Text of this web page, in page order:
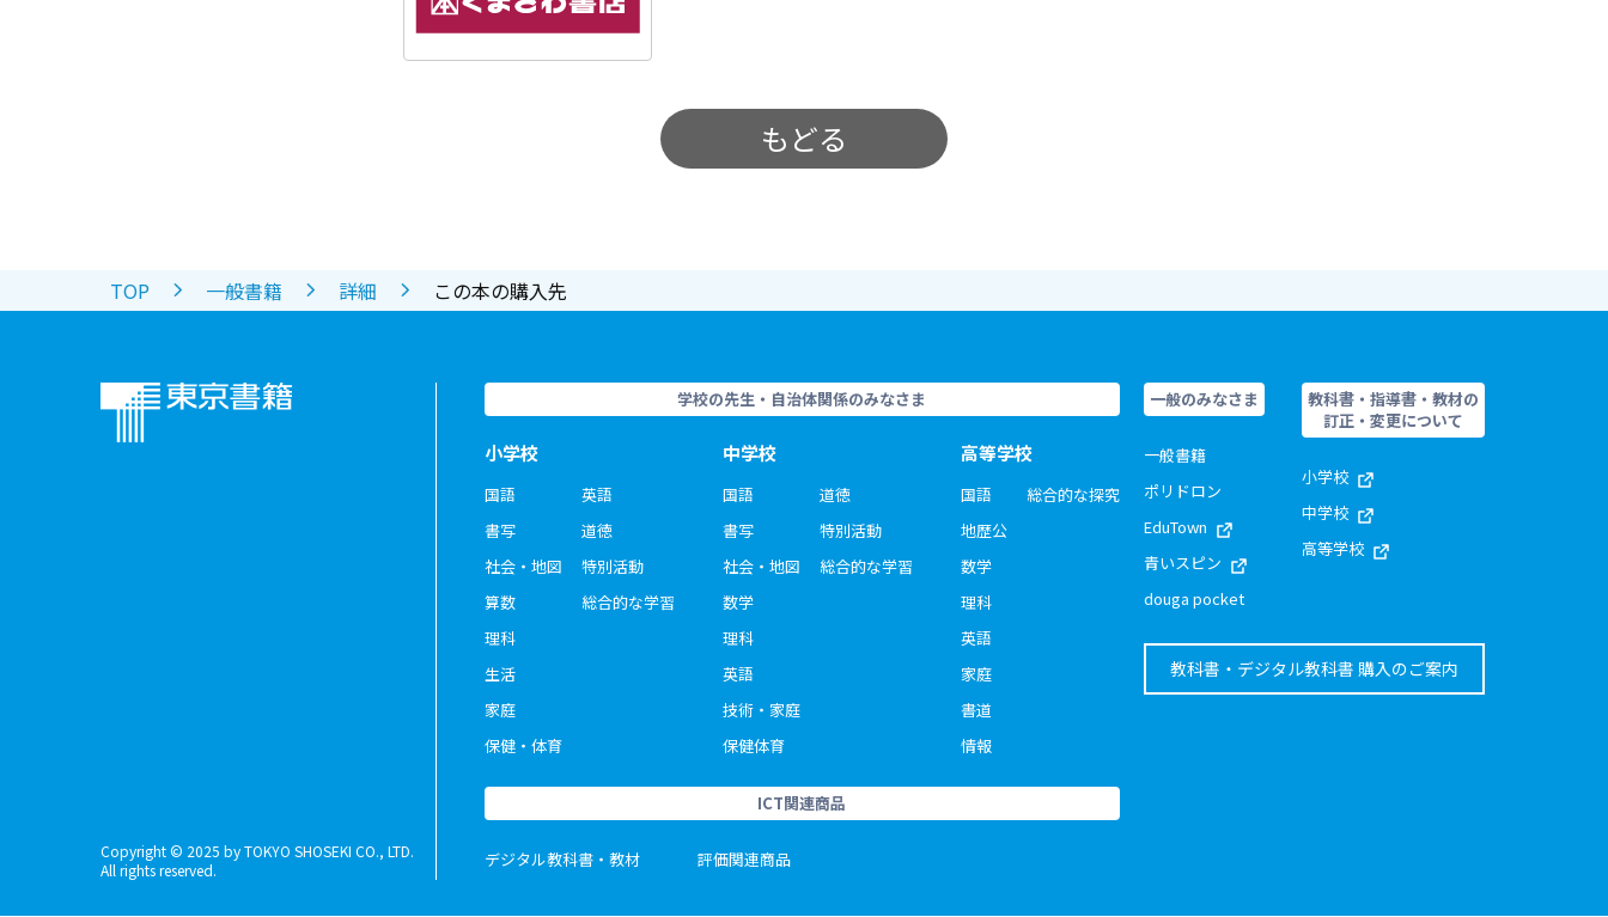
もどる
TOP 一般書籍 詳細 この本の購入先
Copyright © 2025 by TOKYO SHOSEKI CO., LTD.
All rights reserved.
学校の先生・自治体関係のみなさま
小学校
国語
書写
社会・地図
算数
理科
生活
家庭
保健・体育
英語
道徳
特別活動
総合的な学習
中学校
国語
書写
社会・地図
数学
理科
英語
技術・家庭
保健体育
道徳
特別活動
総合的な学習
高等学校
国語
地歴公
数学
理科
英語
家庭
書道
情報
総合的な探究
ICT関連商品
デジタル教科書・教材 評価関連商品
一般のみなさま
一般書籍
ポリドロン
EduTown
青いスピン
douga pocket
教科書・指導書・教材の
訂正・変更について
小学校
中学校
高等学校
教科書・デジタル教科書 購入のご案内